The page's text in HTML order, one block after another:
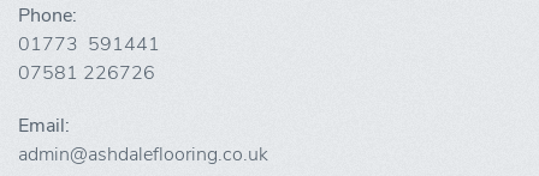
Phone:
01773 591441
07581 226726
Email:
admin@ashdaleflooring.co.uk